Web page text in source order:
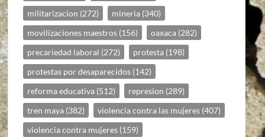
militarizacion (272) mineria (340)
movilizaciones maestros (156) oaxaca (282)
precariedad laboral (272) protesta (198)
protestas por desaparecidos (142)
reforma educativa (512) represion (289)
tren maya (382) violencia contra las mujeres (407)
violencia contra mujeres (159)